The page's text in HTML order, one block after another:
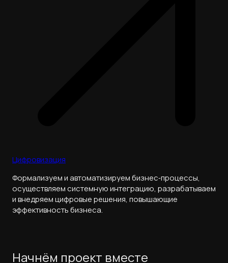
Цифровизация
Формализуем и автоматизируем бизнес‑процессы,
осуществляем системную интеграцию, разрабатываем
и внедряем цифровые решения, повышающие
эффективность бизнеса.
Начнём проект вместе